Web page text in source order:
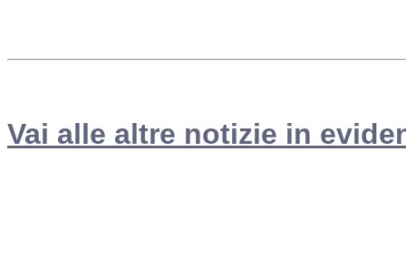
Vai alle altre notizie in